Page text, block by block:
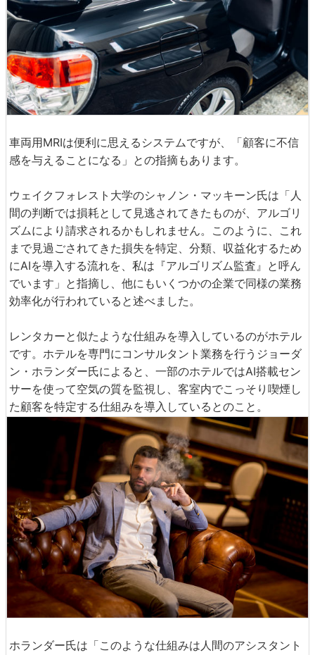
車両用MRIは便利に思えるシステムですが、「顧客に不信
感を与えることになる」との指摘もあります。
ウェイクフォレスト大学のシャノン・マッキーン氏は「人
間の判断では損耗として見逃されてきたものが、アルゴリ
ズムにより請求されるかもしれません。このように、これ
まで見過ごされてきた損失を特定、分類、収益化するため
にAIを導入する流れを、私は『アルゴリズム監査』と呼ん
でいます」と指摘し、他にもいくつかの企業で同様の業務
効率化が行われていると述べました。
レンタカーと似たような仕組みを導入しているのがホテル
です。ホテルを専門にコンサルタント業務を行うジョーダ
ン・ホランダー氏によると、一部のホテルではAI搭載セン
サーを使って空気の質を監視し、客室内でこっそり喫煙し
た顧客を特定する仕組みを導入しているとのこと。
ホランダー氏は「このような仕組みは人間のアシスタント